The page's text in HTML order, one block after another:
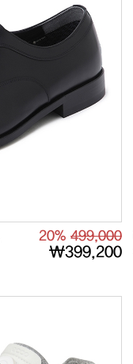
20% 499,000
₩399,200